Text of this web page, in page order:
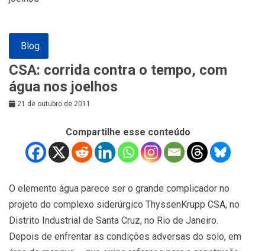
Blog
CSA: corrida contra o tempo, com
água nos joelhos
21 de outubro de 2011
Compartilhe esse conteúdo
O elemento água parece ser o grande complicador no
projeto do complexo siderúrgico ThyssenKrupp CSA, no
Distrito Industrial de Santa Cruz, no Rio de Janeiro.
Depois de enfrentar as condições adversas do solo, em